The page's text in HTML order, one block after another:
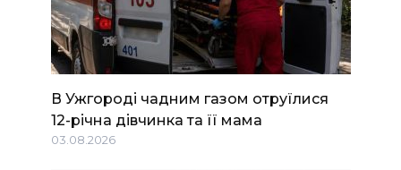
В Ужгороді чадним газом отруїлися
12-річна дівчинка та її мама
03.08.2026